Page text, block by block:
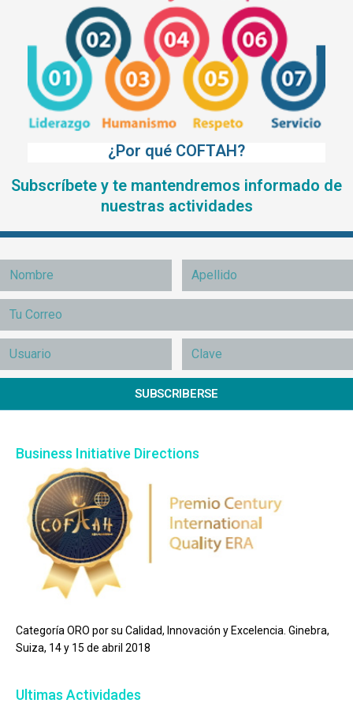
¿Por qué COFTAH?
Subscríbete y te mantendremos informado de
nuestras actividades
SUBSCRIBERSE
Business Initiative Directions
Categoría ORO por su Calidad, Innovación y Excelencia. Ginebra,
Suiza, 14 y 15 de abril 2018
Ultimas Actividades